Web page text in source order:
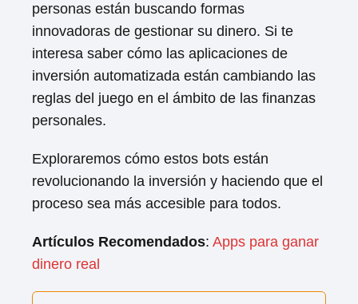
personas están buscando formas
innovadoras de gestionar su dinero. Si te
interesa saber cómo las aplicaciones de
inversión automatizada están cambiando las
reglas del juego en el ámbito de las finanzas
personales.
Exploraremos cómo estos bots están
revolucionando la inversión y haciendo que el
proceso sea más accesible para todos.
Artículos Recomendados: Apps para ganar
dinero real